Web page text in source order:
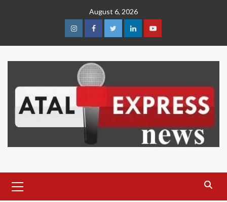
August 6, 2026
InstagramFacebookTwitterLinkedinYoutube
Menu